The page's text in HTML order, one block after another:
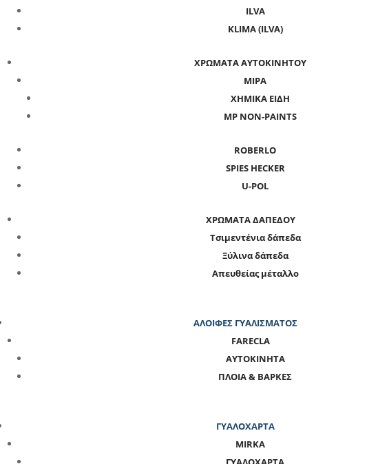
ILVA
KLIMA (ILVA)
ΧΡΩΜΑΤΑ ΑΥΤΟΚΙΝΗΤΟΥ
MIPA
ΧΗΜΙΚΑ ΕΙΔΗ
MP NON-PAINTS
ROBERLO
SPIES HECKER
U-POL
ΧΡΩΜΑΤΑ ΔΑΠΕΔΟΥ
Τσιμεντένια δάπεδα
Ξύλινα δάπεδα
Απευθείας μέταλλο
ΑΛΟΙΦΕΣ ΓΥΑΛΙΣΜΑΤΟΣ
FARECLA
ΑΥΤΟΚΙΝΗΤΑ
ΠΛΟΙΑ & ΒΑΡΚΕΣ
ΓΥΑΛΟΧΑΡΤΑ
MIRKA